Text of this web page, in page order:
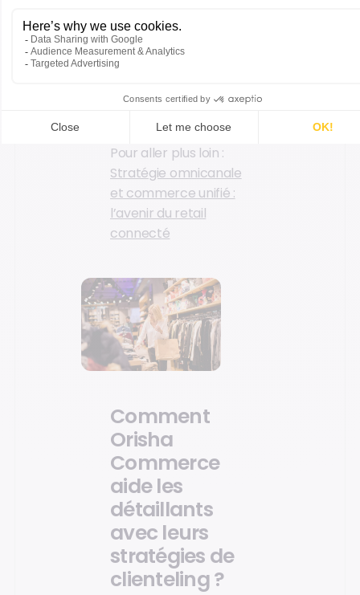
un certain type de
produit et peut la
recontacter en amont
Pour aller plus loin :
Stratégie omnicanale
et commerce unifié :
l’avenir du retail
connecté
Comment
Orisha
Commerce
aide les
détaillants
avec leurs
stratégies de
clienteling ?